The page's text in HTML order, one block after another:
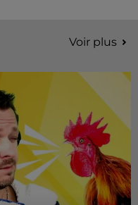
Voir plus